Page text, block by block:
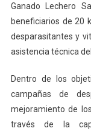
Ganado Lechero
beneficiarios de 20
desparasitantes y
asistencia técnica
Dentro de los
campañas de
mejoramiento de
través de la